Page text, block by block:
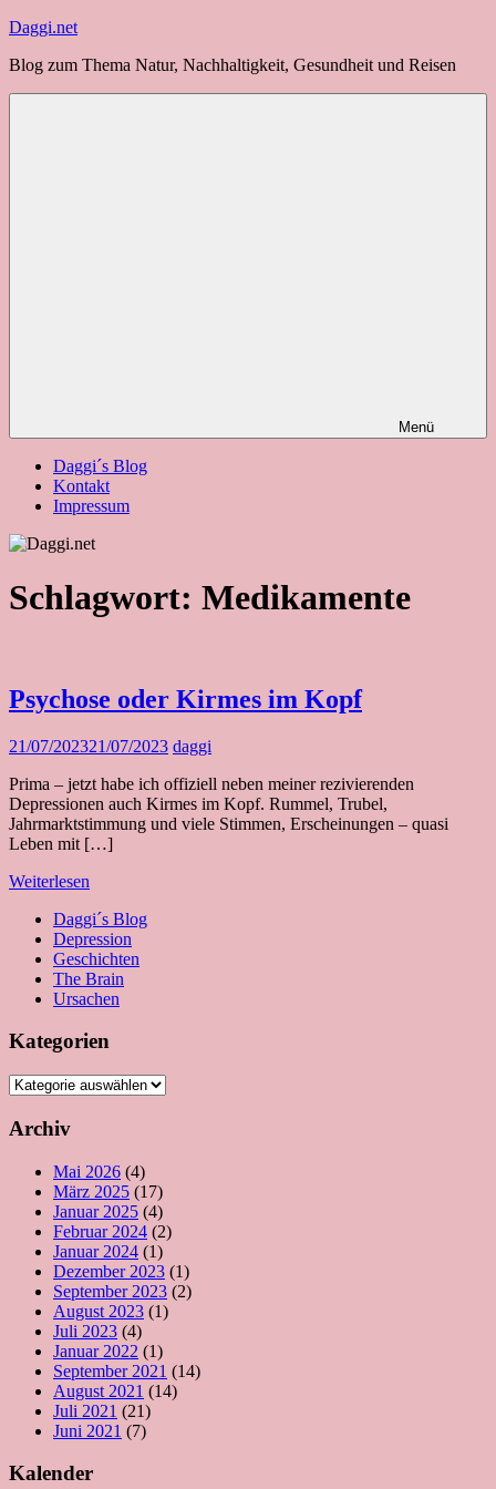
Zum
springen
Daggi.net
Blog zum Thema Natur, Nachhaltigkeit, Gesundheit und Reisen
Menü
Daggi´s Blog
Kontakt
Impressum
Schlagwort: Medikamente
Psychose oder Kirmes im Kopf
21/07/202321/07/2023 daggi
Prima – jetzt habe ich offiziell neben meiner rezivierenden
Depressionen auch Kirmes im Kopf. Rummel, Trubel,
Jahrmarktstimmung und viele Stimmen, Erscheinungen – quasi
Leben mit […]
Weiterlesen
Daggi´s Blog
Depression
Geschichten
The Brain
Ursachen
Kategorien
Kategorien
Archiv
Mai 2026 (4)
März 2025 (17)
Januar 2025 (4)
Februar 2024 (2)
Januar 2024 (1)
Dezember 2023 (1)
September 2023 (2)
August 2023 (1)
Juli 2023 (4)
Januar 2022 (1)
September 2021 (14)
August 2021 (14)
Juli 2021 (21)
Juni 2021 (7)
Kalender